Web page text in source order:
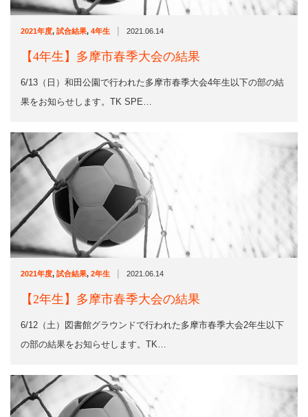
2021年度, 試合結果, 4年生 | 2021.06.14
【4年生】多摩市春季大会の結果
6/13（日）和田公園で行われた多摩市春季大会4年生以下の部の結
果をお知らせします。TK SPE…
2021年度, 試合結果, 2年生 | 2021.06.14
【2年生】多摩市春季大会の結果
6/12（土）図書館グラウンドで行われた多摩市春季大会2年生以下
の部の結果をお知らせします。TK…